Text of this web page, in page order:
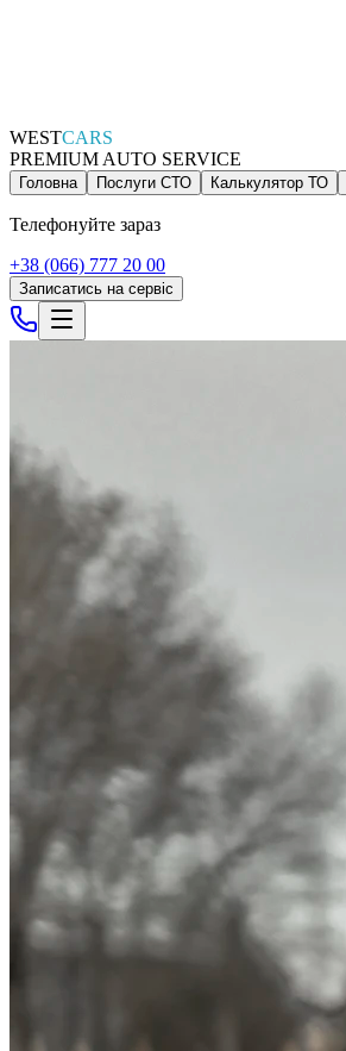
WESTCARS
PREMIUM AUTO SERVICE
Головна Послуги СТО Калькулятор ТО
Телефонуйте зараз
+38 (066) 777 20 00
Записатись на сервіс